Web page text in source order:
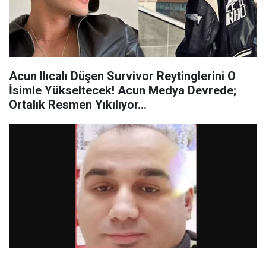
Acun Ilıcalı Düşen Survivor Reytinglerini O
İsimle Yükseltecek! Acun Medya Devrede;
Ortalık Resmen Yıkılıyor…